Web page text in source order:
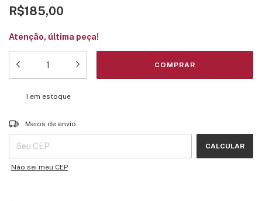
R$185,00
Atenção, última peça!
1 em estoque
Entregas para o CEP:
Meios de envio
CALCULAR
Não sei meu CEP